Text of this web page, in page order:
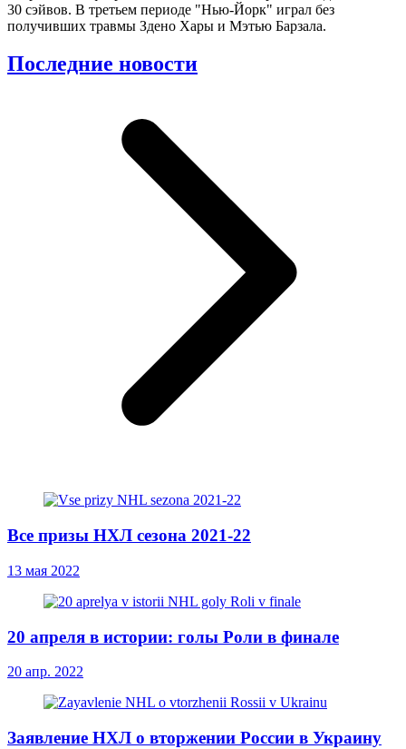
30 сэйвов. В третьем периоде "Нью-Йорк" играл без
получивших травмы Здено Хары и Мэтью Барзала.
Последние новости
Все призы НХЛ сезона 2021-22
13 мая 2022
20 апреля в истории: голы Роли в финале
20 апр. 2022
Заявление НХЛ о вторжении России в Украину